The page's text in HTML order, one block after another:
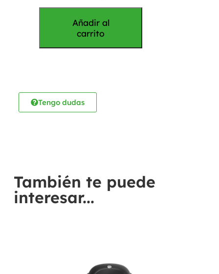
Añadir al
carrito
Tengo dudas
También te puede
interesar...